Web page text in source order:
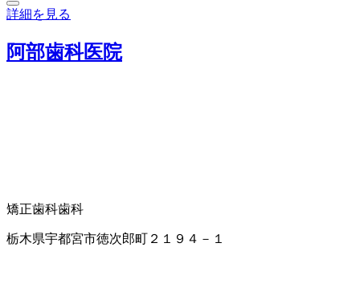
詳細を見る
阿部歯科医院
矯正歯科歯科
栃木県宇都宮市徳次郎町２１９４－１